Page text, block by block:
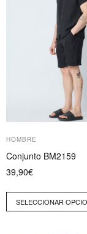
HOMBRE
Conjunto BM2159
39,90€
SELECCIONAR
la
página
de
producto